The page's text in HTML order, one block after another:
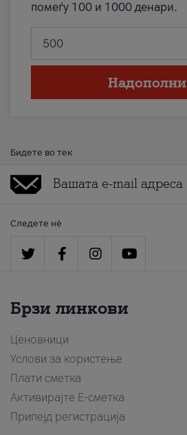
помеѓу 100 и 1000 денари.
Надополни
Бидете во тек
Следете нè
Брзи линкови
Ценовници
Услови за користење
Плати сметка
Активирајте Е-сметка
Припејд регистрација